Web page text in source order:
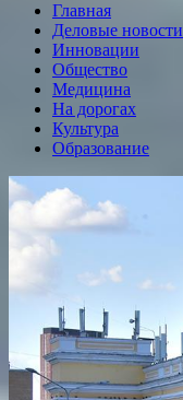
Главная
Деловые новости
Инновации
Общество
Медицина
На дорогах
Культура
Образование